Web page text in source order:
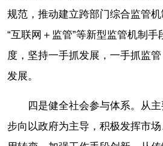
规范，推动建立跨部门综合监管机
“互联网＋监管”等新型监管机制手
度，坚持一手抓发展，一手抓监
发展。
四是健全社会参与体系。从
步向以政府为主导，积极发挥市